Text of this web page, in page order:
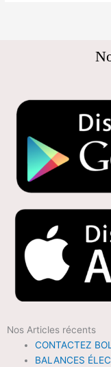
Nos Articles récents
CONTACTEZ
BALANCES